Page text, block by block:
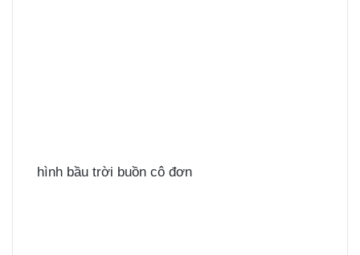
hình bầu trời buồn cô đơn